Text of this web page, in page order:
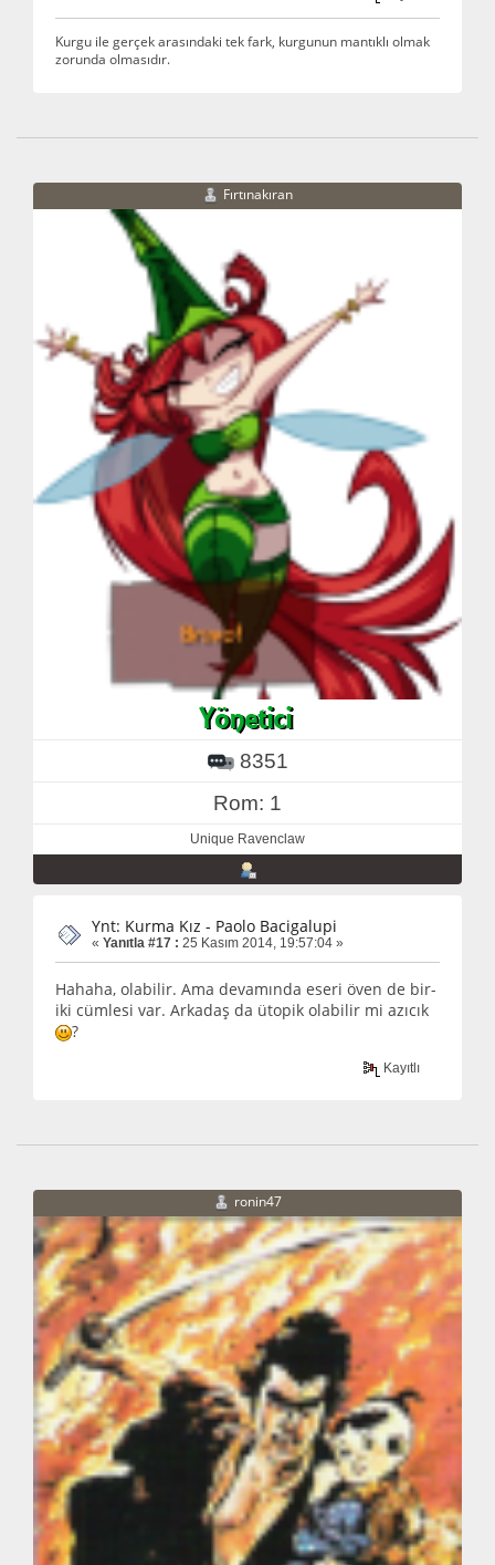
Kurgu ile gerçek arasındaki tek fark, kurgunun mantıklı olmak
zorunda olmasıdır.
Fırtınakıran
8351
Rom: 1
Unique Ravenclaw
Ynt: Kurma Kız - Paolo Bacigalupi
« Yanıtla #17 : 25 Kasım 2014, 19:57:04 »
Hahaha, olabilir. Ama devamında eseri öven de bir-
iki cümlesi var. Arkadaş da ütopik olabilir mi azıcık
?
Kayıtlı
ronin47